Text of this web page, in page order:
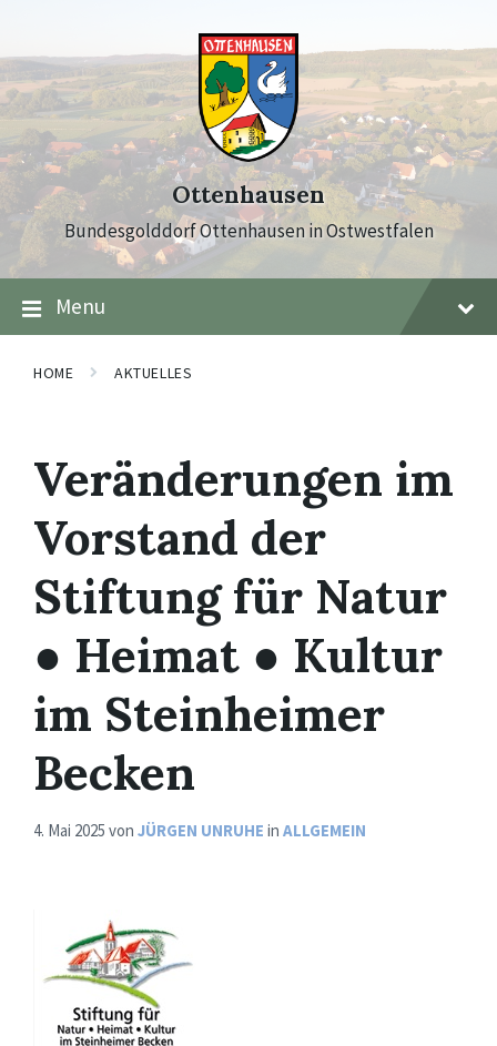
content
main
navigation
footer
Ottenhausen
Bundesgolddorf Ottenhausen in Ostwestfalen
Menu
HOME AKTUELLES
Veränderungen im
Vorstand der
Stiftung für Natur
● Heimat ● Kultur
im Steinheimer
Becken
4. Mai 2025 von JÜRGEN UNRUHE in ALLGEMEIN